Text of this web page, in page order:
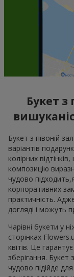
Букет з
Букет з півоній
варіантів
колірних
композицію
чудово
корпоративних
практичність.
догляді і можуть
Чарівні букети у
сторінках
квітів. Це
зберігання. Букет
чудово підійде